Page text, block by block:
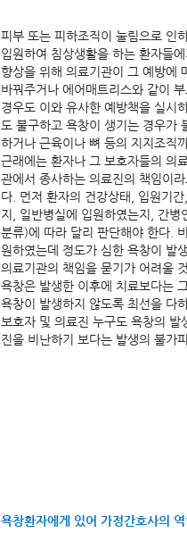
피부 또는 피하조직이 눌림으로 인
입원하여 침상생활을 하는 환자들
향상을 위해 의료기관이 그 예방에
바꿔주거나 에어매트리스와 같이
경우도 이와 유사한 예방책을 실시
도 불구하고 욕창이 생기는 경우가
하거나 근육이나 뼈 등의 지지조직
근래에는 환자나 그 보호자들의 의
관에서 종사하는 의료진의 책임이
다. 먼저 환자의 건강상태, 입원기
지, 일반병실에 입원하였는지, 간
분류)에 따라 달리 판단해야 한다.
원하였는데 정도가 심한 욕창이 발
의료기관의 책임을 묻기가 어려울
욕창은 발생한 이후에 치료보다는
욕창이 발생하지 않도록 최선을 다
보호자 및 의료진 누구도 욕창의
진을 비난하기 보다는 발생의 불가
욕창환자에게 있어 가정간호사의